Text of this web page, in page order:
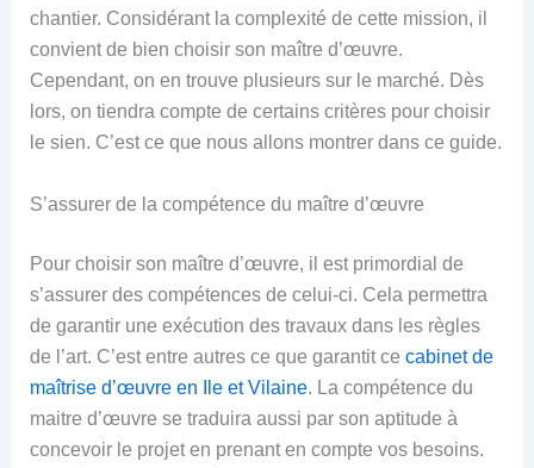
chantier. Considérant la complexité de cette mission, il
convient de bien choisir son maître d’œuvre.
Cependant, on en trouve plusieurs sur le marché. Dès
lors, on tiendra compte de certains critères pour choisir
le sien. C’est ce que nous allons montrer dans ce guide.
S’assurer de la compétence du maître d’œuvre
Pour choisir son maître d’œuvre, il est primordial de
s’assurer des compétences de celui-ci. Cela permettra
de garantir une exécution des travaux dans les règles
de l’art. C’est entre autres ce que garantit ce cabinet de
maîtrise d’œuvre en Ile et Vilaine. La compétence du
maitre d’œuvre se traduira aussi par son aptitude à
concevoir le projet en prenant en compte vos besoins.